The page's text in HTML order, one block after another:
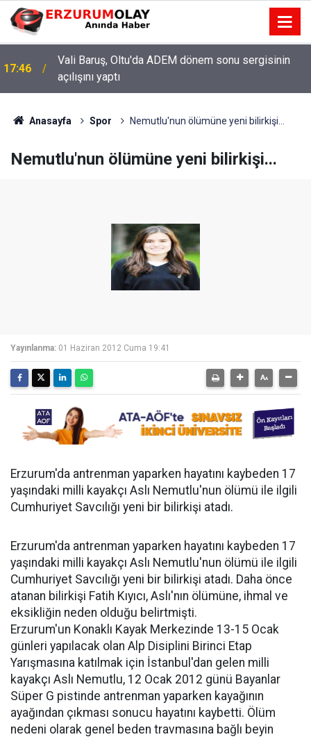
17:46
Vali Baruş, Oltu'da ADEM dönem sonu sergisinin
açılışını yaptı
Anasayfa Spor Nemutlu'nun ölümüne yeni bilirkişi...
Nemutlu'nun ölümüne yeni bilirkişi...
Yayınlanma: 01 Haziran 2012 Cuma 19:41
Erzurum'da antrenman yaparken hayatını kaybeden 17
yaşındaki milli kayakçı Aslı Nemutlu'nun ölümü ile ilgili
Cumhuriyet Savcılığı yeni bir bilirkişi atadı.
Erzurum'da antrenman yaparken hayatını kaybeden 17
yaşındaki milli kayakçı Aslı Nemutlu'nun ölümü ile ilgili
Cumhuriyet Savcılığı yeni bir bilirkişi atadı. Daha önce
atanan bilirkişi Fatih Kıyıcı, Aslı'nın ölümüne, ihmal ve
eksikliğin neden olduğu belirtmişti.
Erzurum'un Konaklı Kayak Merkezinde 13-15 Ocak
günleri yapılacak olan Alp Disiplini Birinci Etap
Yarışmasına katılmak için İstanbul'dan gelen milli
kayakçı Aslı Nemutlu, 12 Ocak 2012 günü Bayanlar
Süper G pistinde antrenman yaparken kayağının
ayağından çıkması sonucu hayatını kaybetti. Ölüm
nedeni olarak genel beden travmasına bağlı beyin